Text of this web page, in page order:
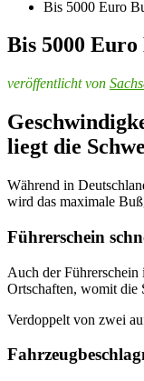
Bis 5000 Euro
Bis 5000
veröffentlicht von
liegt die
Während in
wird das maximale
Führerschein
Auch der Führerschein
Ortschaften, womit die
Verdoppelt von zwei